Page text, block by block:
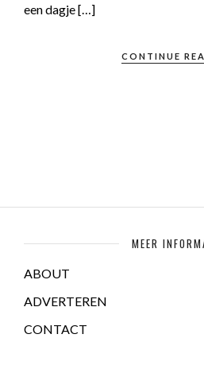
een dagje […]
CONTINUE
MEER
ABOUT
ADVERTEREN
CONTACT